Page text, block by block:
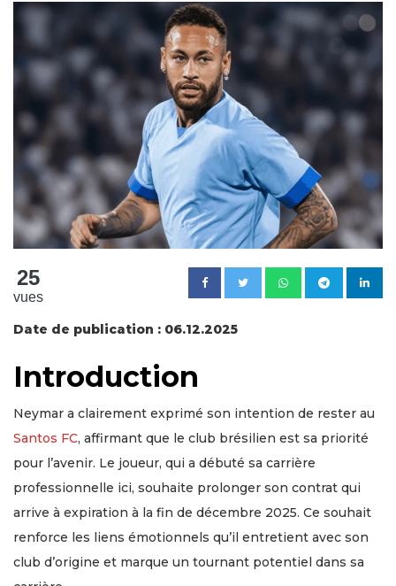
25
vues
Date de publication : 06.12.2025
Introduction
Neymar a clairement exprimé son intention de rester au
Santos FC, affirmant que le club brésilien est sa priorité
pour l’avenir. Le joueur, qui a débuté sa carrière
professionnelle ici, souhaite prolonger son contrat qui
arrive à expiration à la fin de décembre 2025. Ce souhait
renforce les liens émotionnels qu’il entretient avec son
club d’origine et marque un tournant potentiel dans sa